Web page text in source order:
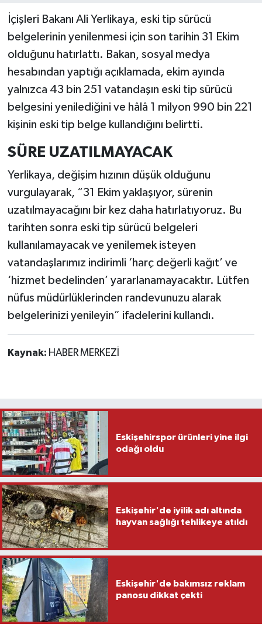
İçişleri Bakanı Ali Yerlikaya, eski tip sürücü
belgelerinin yenilenmesi için son tarihin 31 Ekim
olduğunu hatırlattı. Bakan, sosyal medya
hesabından yaptığı açıklamada, ekim ayında
yalnızca 43 bin 251 vatandaşın eski tip sürücü
belgesini yenilediğini ve hâlâ 1 milyon 990 bin 221
kişinin eski tip belge kullandığını belirtti.
SÜRE UZATILMAYACAK
Yerlikaya, değişim hızının düşük olduğunu
vurgulayarak, “31 Ekim yaklaşıyor, sürenin
uzatılmayacağını bir kez daha hatırlatıyoruz. Bu
tarihten sonra eski tip sürücü belgeleri
kullanılamayacak ve yenilemek isteyen
vatandaşlarımız indirimli ‘harç değerli kağıt’ ve
‘hizmet bedelinden’ yararlanamayacaktır. Lütfen
nüfus müdürlüklerinden randevunuzu alarak
belgelerinizi yenileyin” ifadelerini kullandı.
Kaynak: HABER MERKEZİ
Eskişehirspor ürünleri yine ilgi
odağı oldu
Eskişehir'de iyilik adı altında
hayvan sağlığı tehlikeye atıldı
Eskişehir'de bakımsız reklam
panosu dikkat çekti